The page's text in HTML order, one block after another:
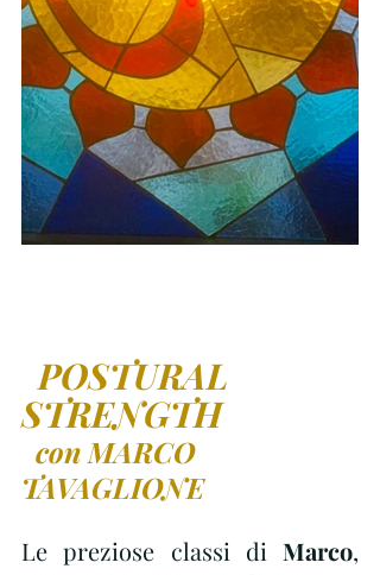
POSTURAL
STRENGTH
con MARCO
TAVAGLIONE
Le preziose classi di Marco,